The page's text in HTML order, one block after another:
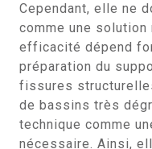
Cependant, elle ne
comme une
efficacité dépend
préparation du
fissures
de bassins très
technique comme
nécessaire. Ainsi,